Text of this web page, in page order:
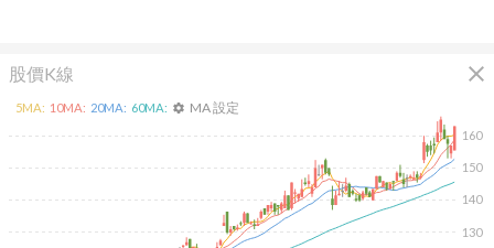
股價K線 close
130
140
150
160
5MA: 10MA: 20MA: 60MA: settings MA 設定